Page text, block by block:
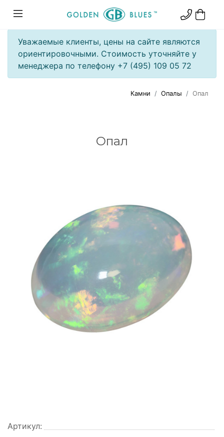
Уважаемые клиенты, цены на сайте являются
ориентировочными. Стоимость уточняйте у
менеджера по телефону +7 (495) 109 05 72
Камни Опалы Опал
Опал
Артикул: